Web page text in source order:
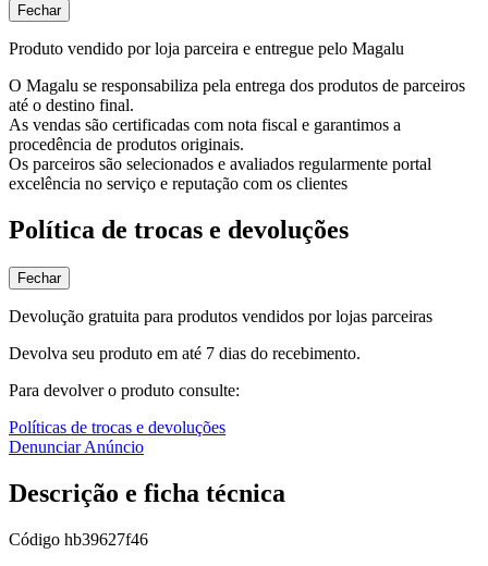
Fechar
Produto vendido por loja parceira e entregue pelo Magalu
O Magalu se responsabiliza pela entrega dos produtos de parceiros
até o destino final.
As vendas são certificadas com nota fiscal e garantimos a
procedência de produtos originais.
Os parceiros são selecionados e avaliados regularmente portal
excelência no serviço e reputação com os clientes
Política de trocas e devoluções
Fechar
Devolução gratuita para produtos vendidos por lojas parceiras
Devolva seu produto em até 7 dias do recebimento.
Para devolver o produto consulte:
Políticas de trocas e devoluções
Denunciar Anúncio
Descrição e ficha técnica
Código hb39627f46